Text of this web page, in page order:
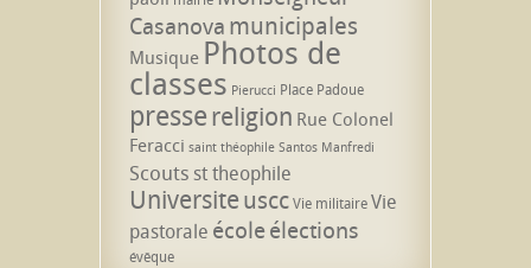
Casanova municipales
Musique Photos de
classes Pierucci Place Padoue
pressereligion Rue Colonel
Feracci saint théophile Santos Manfredi
Scoutsst theophile
UniversiteusccVie militaireVie
pastorale écoleélections
évêque